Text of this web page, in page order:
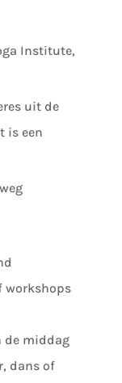
Institute,
uit de
is een
workshops
de middag
dans of